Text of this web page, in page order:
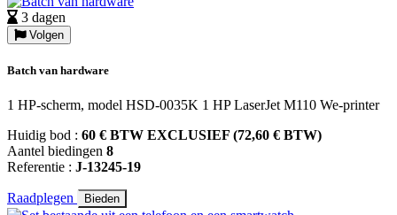
3 dagen
Volgen
Batch van hardware
1 HP-scherm, model HSD-0035K 1 HP LaserJet M110 We-printer
Huidig bod : 60 € BTW EXCLUSIEF (72,60 € BTW)
Aantel biedingen 8
Referentie : J-13245-19
Raadplegen Bieden